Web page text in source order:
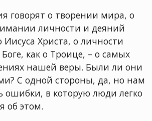
говорят о творении мира, о
личности и деяний
Иисуса Христа, о личности
как о Троице, – о самых
нашей веры. Были ли они
С одной стороны, да, но нам
ошибки, в которую люди легко
об этом.